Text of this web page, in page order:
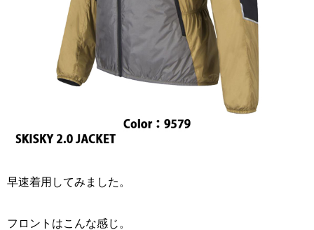
早速着用してみました。
フロントはこんな感じ。